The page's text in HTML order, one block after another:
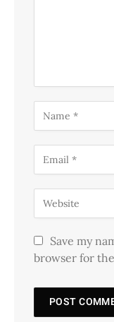
Save my
browser for